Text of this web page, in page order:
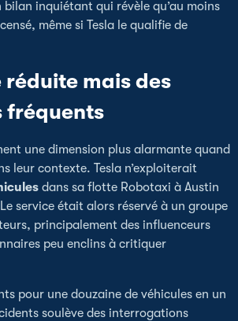
bilan inquiétant qui révèle qu’au moins
même si Tesla le qualifie de
réduite mais des
fréquents
une dimension plus alarmante quand
leur contexte. Tesla n’exploiterait
dans sa flotte Robotaxi à Austin
service était alors réservé à un groupe
principalement des influenceurs
peu enclins à critiquer
pour une douzaine de véhicules en un
soulève des interrogations